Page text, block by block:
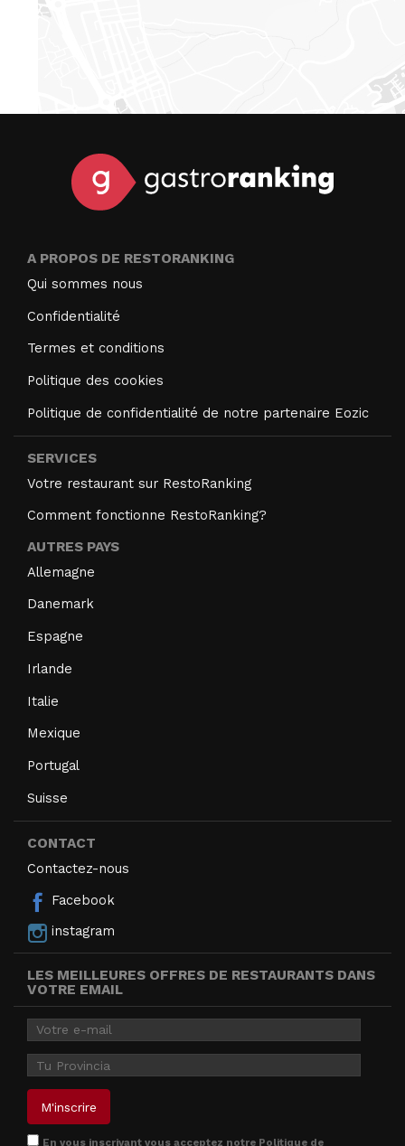
A PROPOS DE RESTORANKING
Qui sommes nous
Confidentialité
Termes et conditions
Politique des cookies
Politique de confidentialité de notre partenaire Eozic
SERVICES
Votre restaurant sur RestoRanking
Comment fonctionne RestoRanking?
AUTRES PAYS
Allemagne
Danemark
Espagne
Irlande
Italie
Mexique
Portugal
Suisse
CONTACT
Contactez-nous
Facebook
instagram
LES MEILLEURES OFFRES DE RESTAURANTS DANS
VOTRE EMAIL
En vous inscrivant vous acceptez notre Politique de